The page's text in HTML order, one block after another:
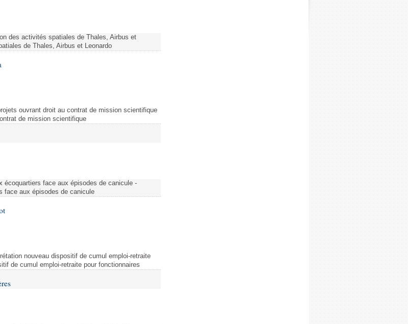
des activités spatiales de Thales, Airbus et
de Thales, Airbus et Leonardo
ouvrant droit au contrat de mission scientifique
de mission scientifique
écoquartiers face aux épisodes de canicule -
face aux épisodes de canicule
nouveau dispositif de cumul emploi-retraite
de cumul emploi-retraite pour fonctionnaires